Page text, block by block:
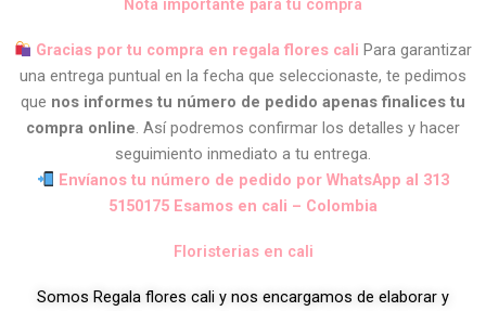
Nota importante para tu compra
Gracias por tu compra en regala flores caliPara garantizar
una entrega puntual en la fecha que seleccionaste, te pedimos
que nos informes tu número de pedido apenas finalices tu
compra online. Así podremos confirmar los detalles y hacer
seguimiento inmediato a tu entrega.
Envíanos tu número de pedido por WhatsApp al 313
5150175 Esamos en cali – Colombia
Floristerias en cali
Somos Regala flores cali y nos encargamos de elaborar y